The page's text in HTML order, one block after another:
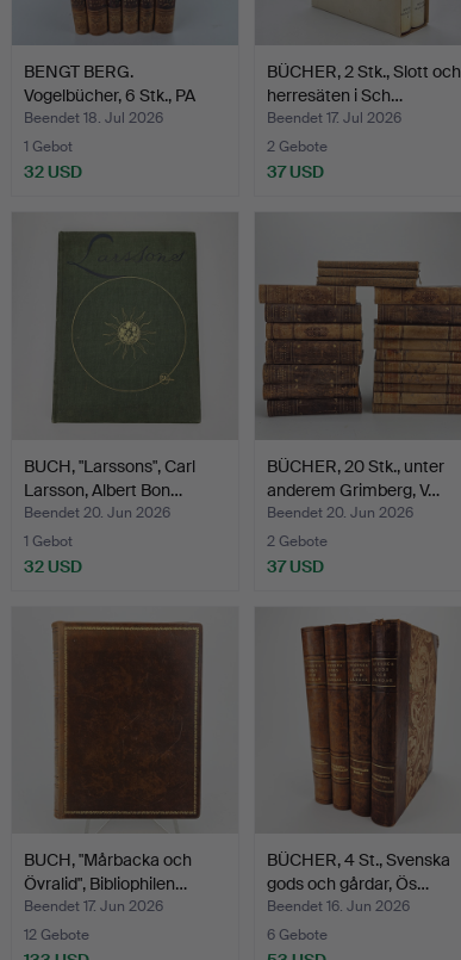
BENGT BERG.
Vogelbücher, 6 Stk., PA
Norste…
Beendet 18. Jul 2026
1 Gebot
32 USD
BÜCHER, 2 Stk., Slott och
herresäten i Sch…
Beendet 17. Jul 2026
2 Gebote
37 USD
BUCH, "Larssons", Carl
Larsson, Albert Bon…
Beendet 20. Jun 2026
1 Gebot
32 USD
BÜCHER, 20 Stk., unter
anderem Grimberg, V…
Beendet 20. Jun 2026
2 Gebote
37 USD
BUCH, "Mårbacka och
Övralid", Bibliophilen…
Beendet 17. Jun 2026
12 Gebote
BÜCHER, 4 St., Svenska
gods och gårdar, Ös…
Beendet 16. Jun 2026
6 Gebote